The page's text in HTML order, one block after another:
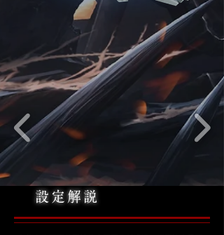
設定解説